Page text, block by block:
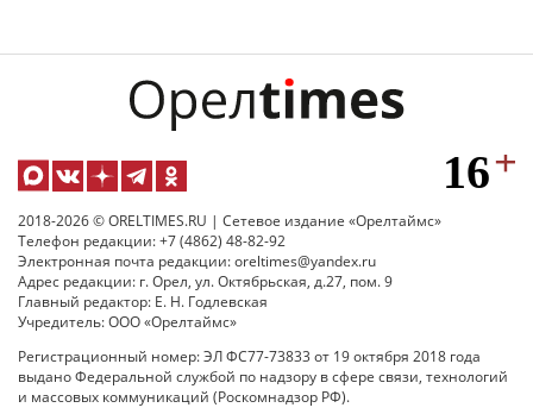
2018-2026 © ORELTIMES.RU | Сетевое издание «Орелтаймс»
Телефон редакции: +7 (4862) 48-82-92
Электронная почта редакции: oreltimes@yandex.ru
Адрес редакции: г. Орел, ул. Октябрьская, д.27, пом. 9
Главный редактор: Е. Н. Годлевская
Учредитель: ООО «Орелтаймс»
Регистрационный номер: ЭЛ ФС77-73833 от 19 октября 2018 года
выдано Федеральной службой по надзору в сфере связи, технологий
и массовых коммуникаций (Роскомнадзор РФ).